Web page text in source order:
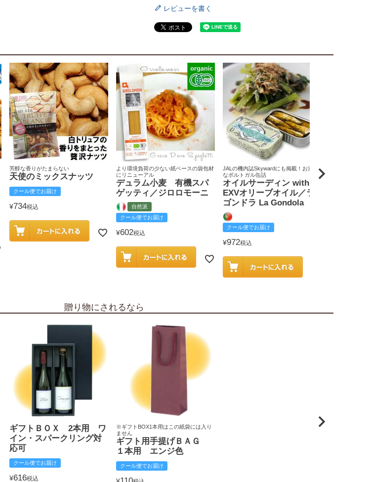
レビューを書く
芳醇な香りがたまらない
天使のミックスナッツ
クール便でお届け
¥734税込
より環境負荷の少ない紙ベースの袋包材
にリニューアル
デュラム小麦 有機スパ
ゲッティ／ジロロモーニ
自然派
クール便でお届け
¥602税込
JALの機内誌Skywardにも掲載！お洒落
なポルトガル缶詰
オイルサーディン with
EXVオリーブオイル／ラ
ゴンドラ La Gondola
クール便でお届け
¥972税込
贈り物にされるなら
ギフトＢＯＸ 2本用 ワ
イン・スパークリング対
応可
クール便でお届け
¥616税込
※ギフトBOX1本用はこの紙袋には入り
ません
ギフト用手提げＢＡＧ
１本用 エンジ色
クール便でお届け